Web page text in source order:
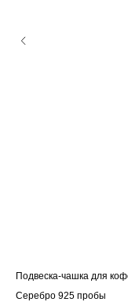
Подвеска-чашка для
Серебро 925 пробы